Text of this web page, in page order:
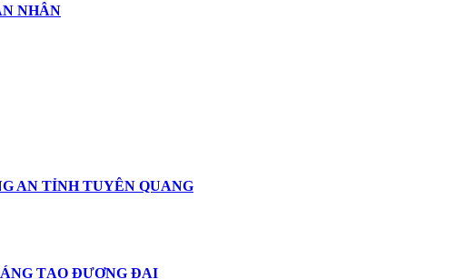
NHÂN
AN TỈNH TUYÊN QUANG
TẠO ĐƯƠNG ĐẠI